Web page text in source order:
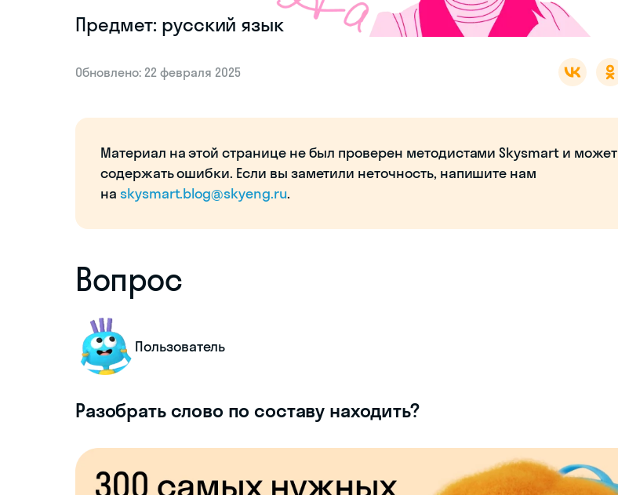
Предмет: русский язык
Обновлено: 22 февраля 2025
Материал на этой странице не был проверен методистами Skysmart и может
содержать ошибки. Если вы заметили неточность, напишите нам
на skysmart.blog@skyeng.ru.
Вопрос
Пользователь
Разобрать слово по составу находить?